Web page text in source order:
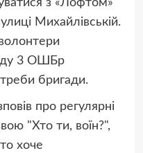
з «Лофтом»
Михайлівській.
3 ОШБр
бригади.
про регулярні
"Хто ти, воїн?",
хоче